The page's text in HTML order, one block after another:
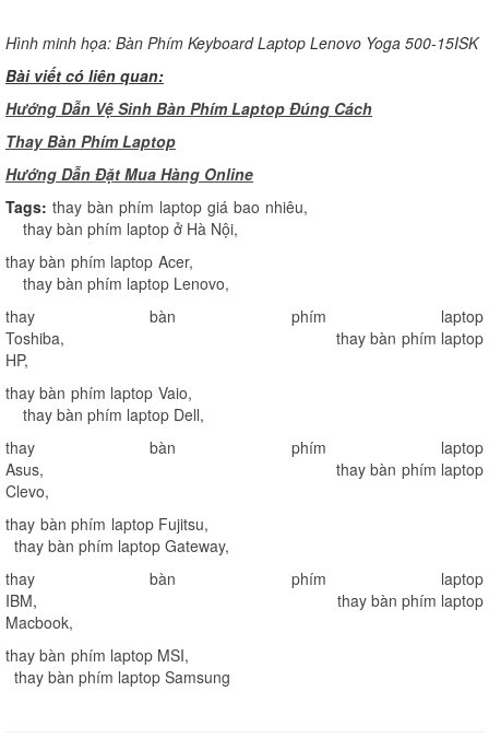
Hình minh họa: Bàn Phím Keyboard Laptop Lenovo Yoga 500-15ISK
Bài viết có liên quan:
Hướng Dẫn Vệ Sinh Bàn Phím Laptop Đúng Cách
Thay Bàn Phím Laptop
Hướng Dẫn Đặt Mua Hàng Online
Tags: thay bàn phím laptop giá bao nhiêu,
thay bàn phím laptop ở Hà Nội,
thay bàn phím laptop Acer,
thay bàn phím laptop Lenovo,
thay bàn phím laptop
Toshiba,
thay bàn phím laptop
HP,
thay bàn phím laptop Vaio,
thay bàn phím laptop Dell,
thay bàn phím laptop
Asus,
thay bàn phím laptop
Clevo,
thay bàn phím laptop Fujitsu,
thay bàn phím laptop Gateway,
thay bàn phím laptop
IBM, thay bàn phím laptop
Macbook,
thay bàn phím laptop MSI,
thay bàn phím laptop Samsung